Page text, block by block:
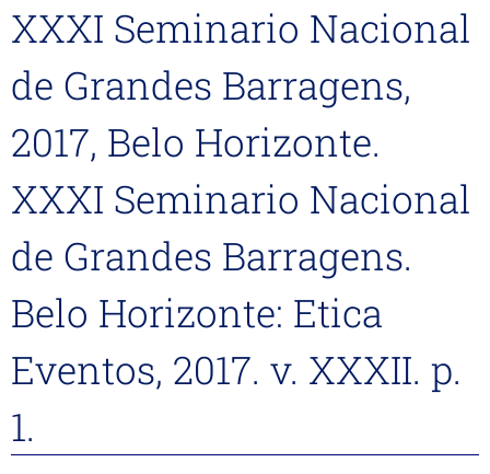
XXXI Seminario Nacional
de Grandes Barragens,
2017, Belo Horizonte.
XXXI Seminario Nacional
de Grandes Barragens.
Belo Horizonte: Etica
Eventos, 2017. v. XXXII. p.
1.